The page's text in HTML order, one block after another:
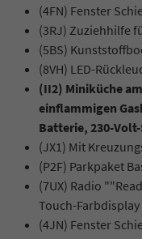
(4FN) Fenster
(3RJ) Zuziehhilfe
(5BS)
(8VH) LED-
(II2) Miniküche
einflammigen
Batterie, 230-
(JX1) Mit
(P2F) Parkpaket
(7UX) Radio
Touch-
(4JN) Fenster